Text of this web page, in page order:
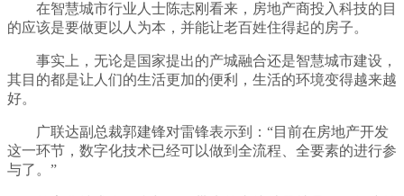
在智慧城市行业人士陈志刚看来，房地产商投入科技的目
的应该是要做更以人为本，并能让老百姓住得起的房子。
事实上，无论是国家提出的产城融合还是智慧城市建设，
其目的都是让人们的生活更加的便利，生活的环境变得越来越
好。
广联达副总裁郭建锋对雷锋表示到：“目前在房地产开发
这一环节，数字化技术已经可以做到全流程、全要素的进行参
与了。”